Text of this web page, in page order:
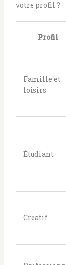
votre profil ?
Profil
Famille et
loisirs
Étudiant
Créatif